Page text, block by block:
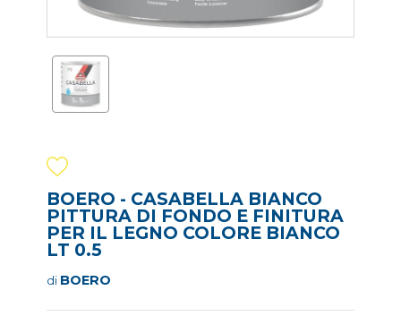
BOERO - CASABELLA BIANCO
PITTURA DI FONDO E FINITURA
PER IL LEGNO COLORE BIANCO
LT 0.5
di BOERO